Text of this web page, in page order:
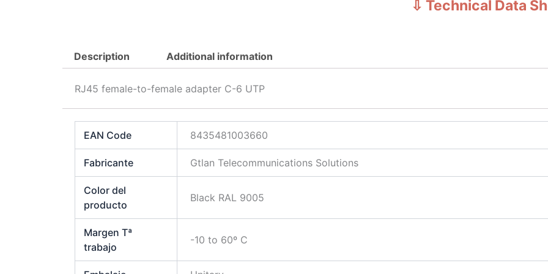
⇩ Technical Data
Description Additional information
RJ45 female-to-female adapter C-6 UTP
EAN Code 8435481003660
Fabricante Gtlan Telecommunications Solutions
Color del
producto
Black RAL 9005
Margen Tª
trabajo
-10 to 60º C